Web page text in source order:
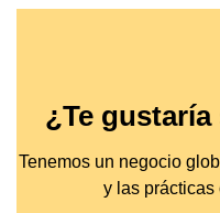
¿Te
Tenemos un negocio
y las